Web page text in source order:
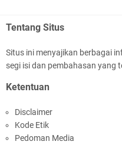
Ada sejumlah pertanyaan
mengikuti ust. K …
Anonymous
Tentang Situs
Situs ini menyajikan berbagai
segi isi dan pembahasan yang
Ketentuan
Disclaimer
Kode Etik
Pedoman Media